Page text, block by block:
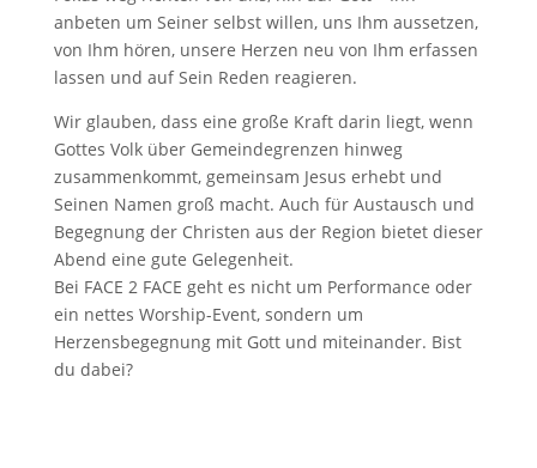
anbeten um Seiner selbst willen, uns Ihm aussetzen,
von Ihm hören, unsere Herzen neu von Ihm erfassen
lassen und auf Sein Reden reagieren.
Wir glauben, dass eine große Kraft darin liegt, wenn
Gottes Volk über Gemeindegrenzen hinweg
zusammenkommt, gemeinsam Jesus erhebt und
Seinen Namen groß macht. Auch für Austausch und
Begegnung der Christen aus der Region bietet dieser
Abend eine gute Gelegenheit.
Bei FACE 2 FACE geht es nicht um Performance oder
ein nettes Worship-Event, sondern um
Herzensbegegnung mit Gott und miteinander. Bist
du dabei?